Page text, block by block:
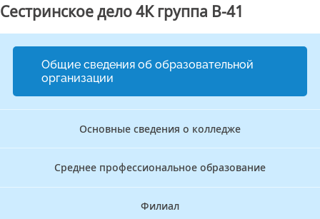
Сестринское дело 4К группа В-41
Общие сведения об образовательной
организации
Основные сведения о колледже
Среднее профессиональное образование
Филиал